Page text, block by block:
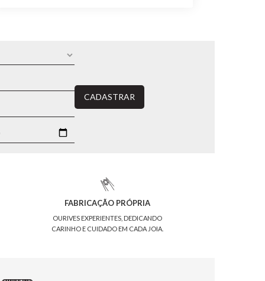
CADASTRAR
FABRICAÇÃO PRÓPRIA
OURIVES EXPERIENTES, DEDICANDO
CARINHO E CUIDADO EM CADA JOIA.